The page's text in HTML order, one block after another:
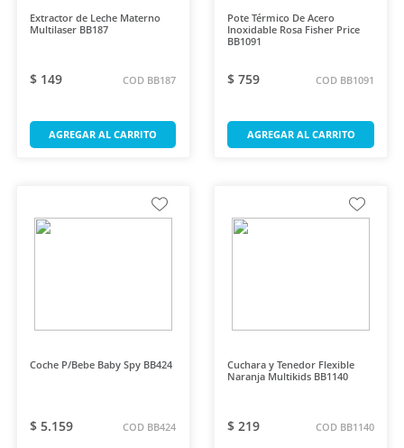
Extractor de Leche Materno
Multilaser BB187
$ 149 COD BB187
AGREGAR AL CARRITO
Pote Térmico De Acero
Inoxidable Rosa Fisher Price
BB1091
$ 759 COD BB1091
AGREGAR AL CARRITO
Coche P/Bebe Baby Spy BB424
$ 5.159 COD BB424
Cuchara y Tenedor Flexible
Naranja Multikids BB1140
$ 219 COD BB1140